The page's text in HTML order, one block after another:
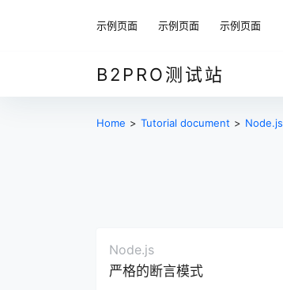
示例页面 示例页面 示例页面
B2PRO测试站
Home > Tutorial document > Node.js
Node.js
严格的断言模式